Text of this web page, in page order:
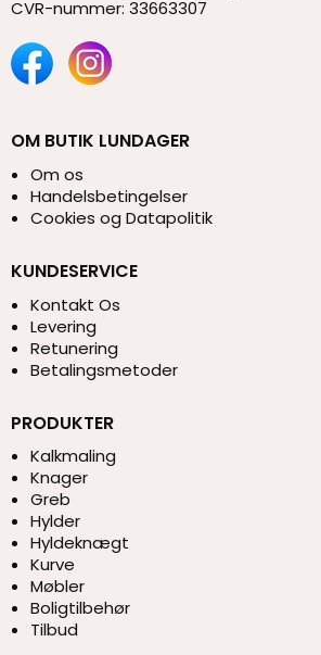
CVR-nummer: 33663307
OM BUTIK LUNDAGER
Om os
Handelsbetingelser
Cookies og Datapolitik
KUNDESERVICE
Kontakt Os
Levering
Retunering
Betalingsmetoder
PRODUKTER
Kalkmaling
Knager
Greb
Hylder
Hyldeknægt
Kurve
Møbler
Boligtilbehør
Tilbud